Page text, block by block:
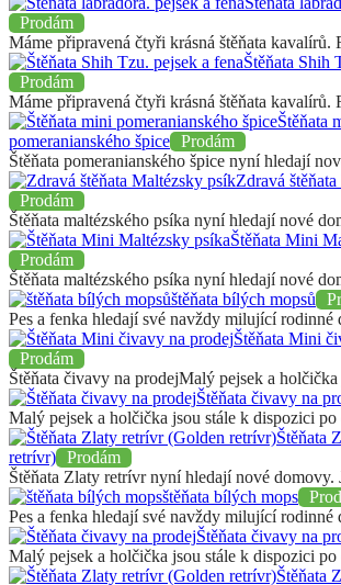
Prodám
Máme připravená čtyři krásná štěňata kavalírů.
Štěňata Shih
Prodám
Máme připravená čtyři krásná štěňata kavalírů.
Štěňata
pomeranianského špice Prodám
Štěňata pomeranianského špice nyní hledají
Zdravá
Prodám
Štěňata maltézského psíka nyní hledají nové
Štěňata Mini
Prodám
Štěňata maltézského psíka nyní hledají nové
štěňata bílých mopsů
Pes a fenka hledají své navždy milující rodinné
Štěňata Mini
Prodám
Štěňata čivavy na prodejMalý pejsek a holčička
Štěňata čivavy na
Malý pejsek a holčička jsou stále k dispozici po
Štěňata
retrívr) Prodám
Štěňata Zlaty retrívr nyní hledají nové domovy.
štěňata bílých mops
Pes a fenka hledají své navždy milující rodinné
Štěňata čivavy na
Malý pejsek a holčička jsou stále k dispozici po
Štěňata